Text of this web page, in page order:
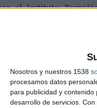
Nosotros y nuestros 1538
procesamos datos
para publicidad y
desarrollo de servicios. Con
el Instituto
con una gran
equipos tanto en
Yanbal
por IPADE Business
SHARE